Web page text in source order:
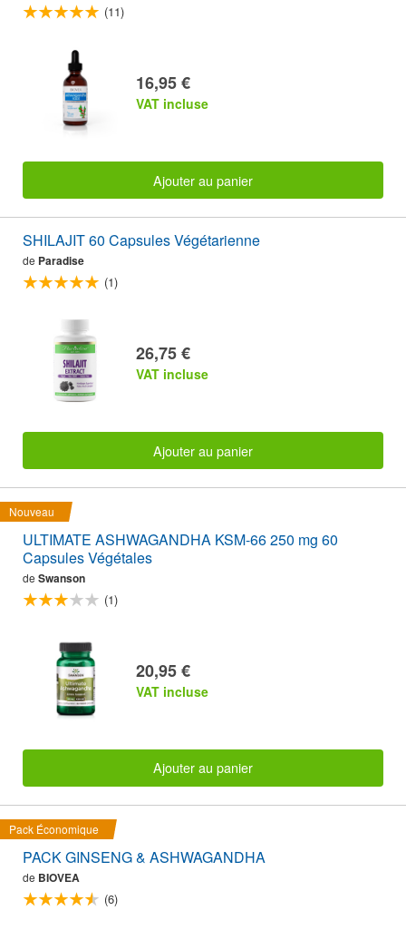
(11)
16,95 €
VAT incluse
Ajouter au panier
SHILAJIT 60 Capsules Végétarienne
de Paradise
(1)
26,75 €
VAT incluse
Ajouter au panier
Nouveau
ULTIMATE ASHWAGANDHA KSM-66 250 mg 60
Capsules Végétales
de Swanson
(1)
20,95 €
VAT incluse
Ajouter au panier
Pack Économique
PACK GINSENG & ASHWAGANDHA
de BIOVEA
(6)